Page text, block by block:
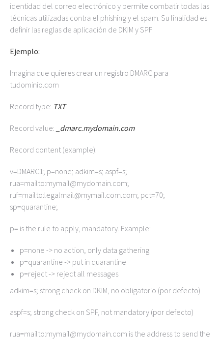
identidad del correo electrónico y permite combatir todas las
técnicas utilizadas contra el phishing y el spam. Su finalidad es
definir las reglas de aplicación de DKIM y SPF
Ejemplo:
Imagina que quieres crear un registro DMARC para
tudominio.com
Record type: TXT
Record value: _dmarc.mydomain.com
Record content (example):
v=DMARC1; p=none; adkim=s; aspf=s;
rua=mailto:mymail@mydomain.com;
ruf=mailto:legalmail@mymail.com.com; pct=70;
sp=quarantine;
p= is the rule to apply, mandatory. Example:
p=none -> no action, only data gathering
p=quarantine -> put in quarantine
p=reject -> reject all messages
adkim=s; strong check on DKIM, no obligatorio (por defecto)
aspf=s; strong check on SPF, not mandatory (por defecto)
rua=mailto:mymail@mydomain.com is the address to send the